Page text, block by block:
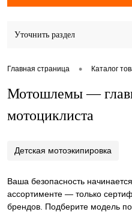
Уточнить раздел
Главная страница • Каталог
Мотошлемы —
мотоциклиста
Детская мотоэкипировка
Ваша безопасность
ассортименте — только
брендов. Подберите модель по